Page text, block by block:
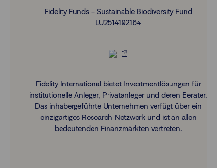
Fidelity Funds – Sustainable Biodiversity Fund
LU2514102164
Fidelity International bietet Investmentlösungen für
institutionelle Anleger, Privatanleger und deren Berater.
Das inhabergeführte Unternehmen verfügt über ein
einzigartiges Research-Netzwerk und ist an allen
bedeutenden Finanzmärkten vertreten.